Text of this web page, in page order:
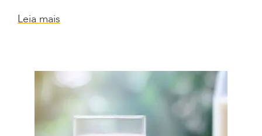
Leia mais